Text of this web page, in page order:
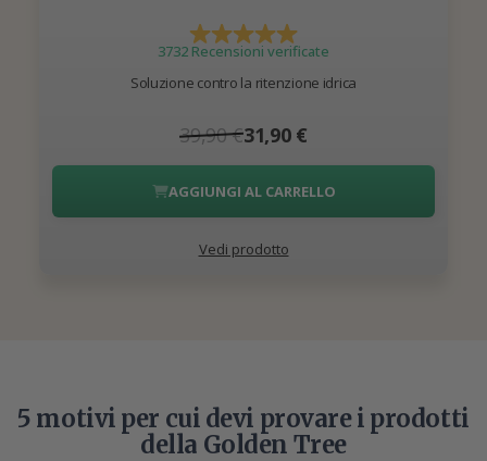
3732 Recensioni verificate
Soluzione contro la ritenzione idrica
39,90 €31,90 €
AGGIUNGI AL CARRELLO
Vedi prodotto
5 motivi per cui devi provare i prodotti
della Golden Tree